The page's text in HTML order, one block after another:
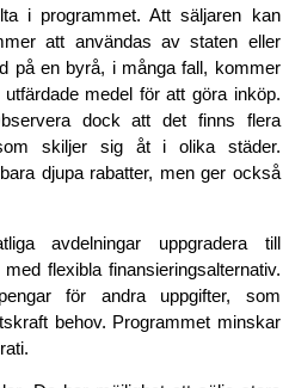
i programmet. Att säljaren kan
att användas av staten eller
på en byrå, i många fall, kommer
medel för att göra inköp.
dock att det finns flera
skiljer sig åt i olika städer.
djupa rabatter, men ger också
avdelningar uppgradera till
flexibla finansieringsalternativ.
för andra uppgifter, som
behov. Programmet minskar